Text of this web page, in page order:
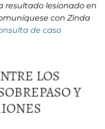
resultado lesionado en
con Zinda
de caso
LOS
Y